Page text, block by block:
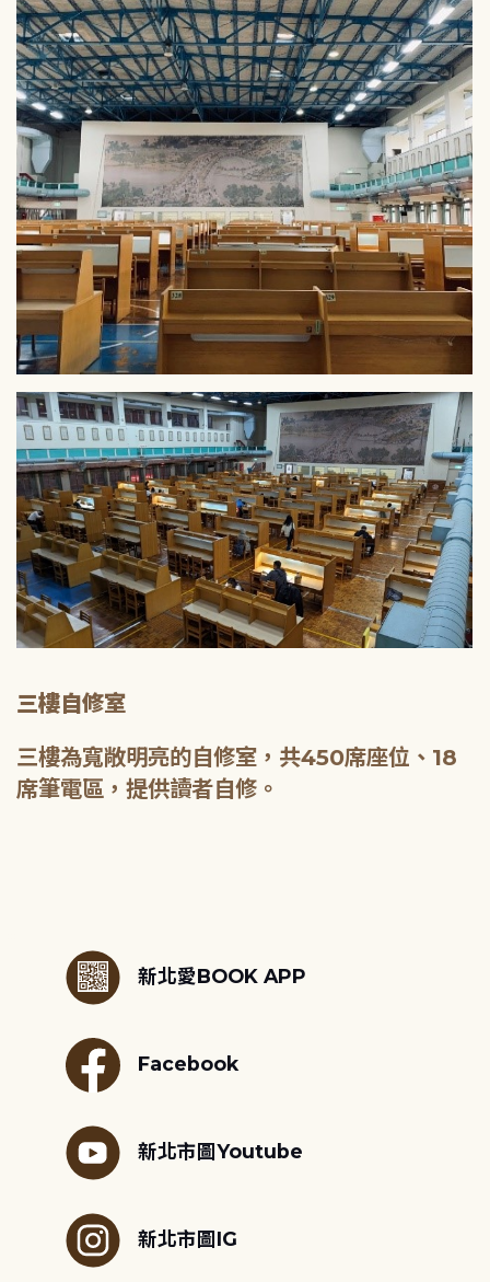
三樓自修室
三樓為寬敞明亮的自修室，共450席座位、18
席筆電區，提供讀者自修。
新北愛BOOK APP
Facebook
新北市圖Youtube
新北市圖IG